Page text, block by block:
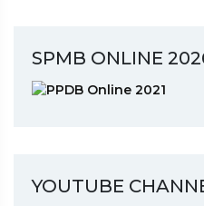
SPMB ONLINE
YOUTUBE